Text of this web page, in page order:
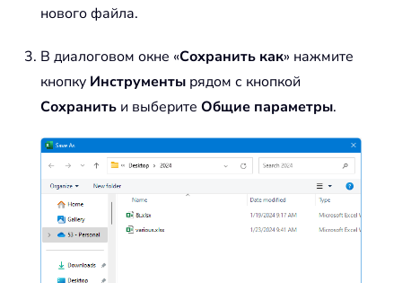
нового файла.
В диалоговом окне «Сохранить как» нажмите
кнопку Инструменты рядом с кнопкой
Сохранить и выберите Общие параметры.